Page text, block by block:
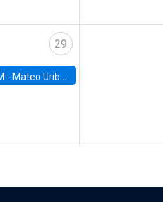
29
- Mateo Uribe-Castro, Universidad de los Andes (Colombia)